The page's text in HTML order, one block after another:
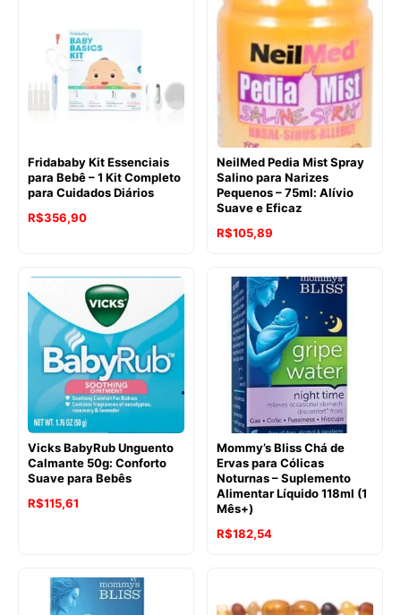
Fridababy Kit Essenciais
para Bebê – 1 Kit Completo
para Cuidados Diários
R$356,90
NeilMed Pedia Mist Spray
Salino para Narizes
Pequenos – 75ml: Alívio
Suave e Eficaz
O
original
era:
R$135,24.
R$105,89
atual
é:
R$105,89.
Vicks BabyRub Unguento
Calmante 50g: Conforto
Suave para Bebês
R$115,61
Mommy’s Bliss Chá de
Ervas para Cólicas
Noturnas – Suplemento
Alimentar Líquido 118ml (1
Mês+)
O
era:
R$182,54O
é: